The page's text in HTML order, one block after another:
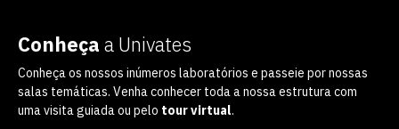
Conheça a Univates
Conheça os nossos inúmeros laboratórios e passeie por nossas
salas temáticas. Venha conhecer toda a nossa estrutura com
uma visita guiada ou pelo tour virtual.